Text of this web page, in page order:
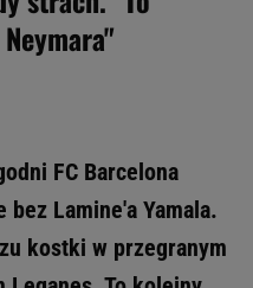
FC Barcelona
bez Lamine'a Yamala.
kostki w przegranym